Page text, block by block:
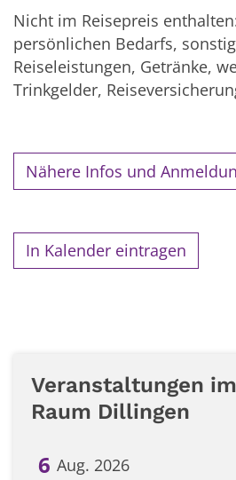
Nicht im Reisepreis
persönlichen Bedarfs,
Reiseleistungen, Getränke,
Trinkgelder,
Nähere Infos und
In Kalender eintragen
Veranstaltungen
Raum Dillingen
6 Aug. 2026